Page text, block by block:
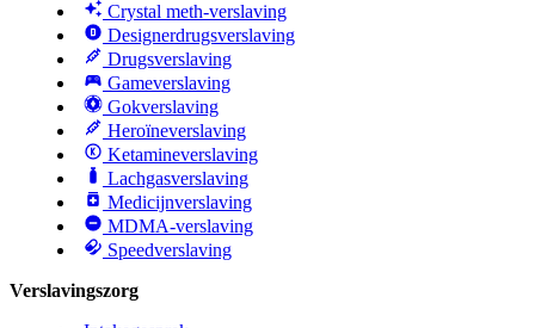
Crystal meth-verslaving
Designerdrugsverslaving
Drugsverslaving
Gameverslaving
Gokverslaving
Heroïneverslaving
Ketamineverslaving
Lachgasverslaving
Medicijnverslaving
MDMA-verslaving
Speedverslaving
Verslavingszorg